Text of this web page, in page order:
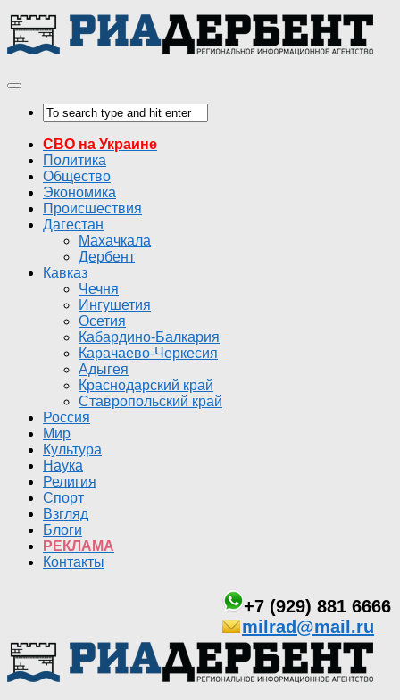
СВО на Украине
Политика
Общество
Экономика
Происшествия
Дагестан
Махачкала
Дербент
Кавказ
Чечня
Ингушетия
Осетия
Кабардино-Балкария
Карачаево-Черкесия
Адыгея
Краснодарский край
Ставропольский край
Россия
Мир
Культура
Наука
Религия
Спорт
Взгляд
Блоги
РЕКЛАМА
Контакты
+7 (929) 881 6666
milrad@mail.ru